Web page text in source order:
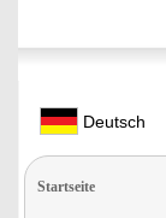
Deutsch
Startseite